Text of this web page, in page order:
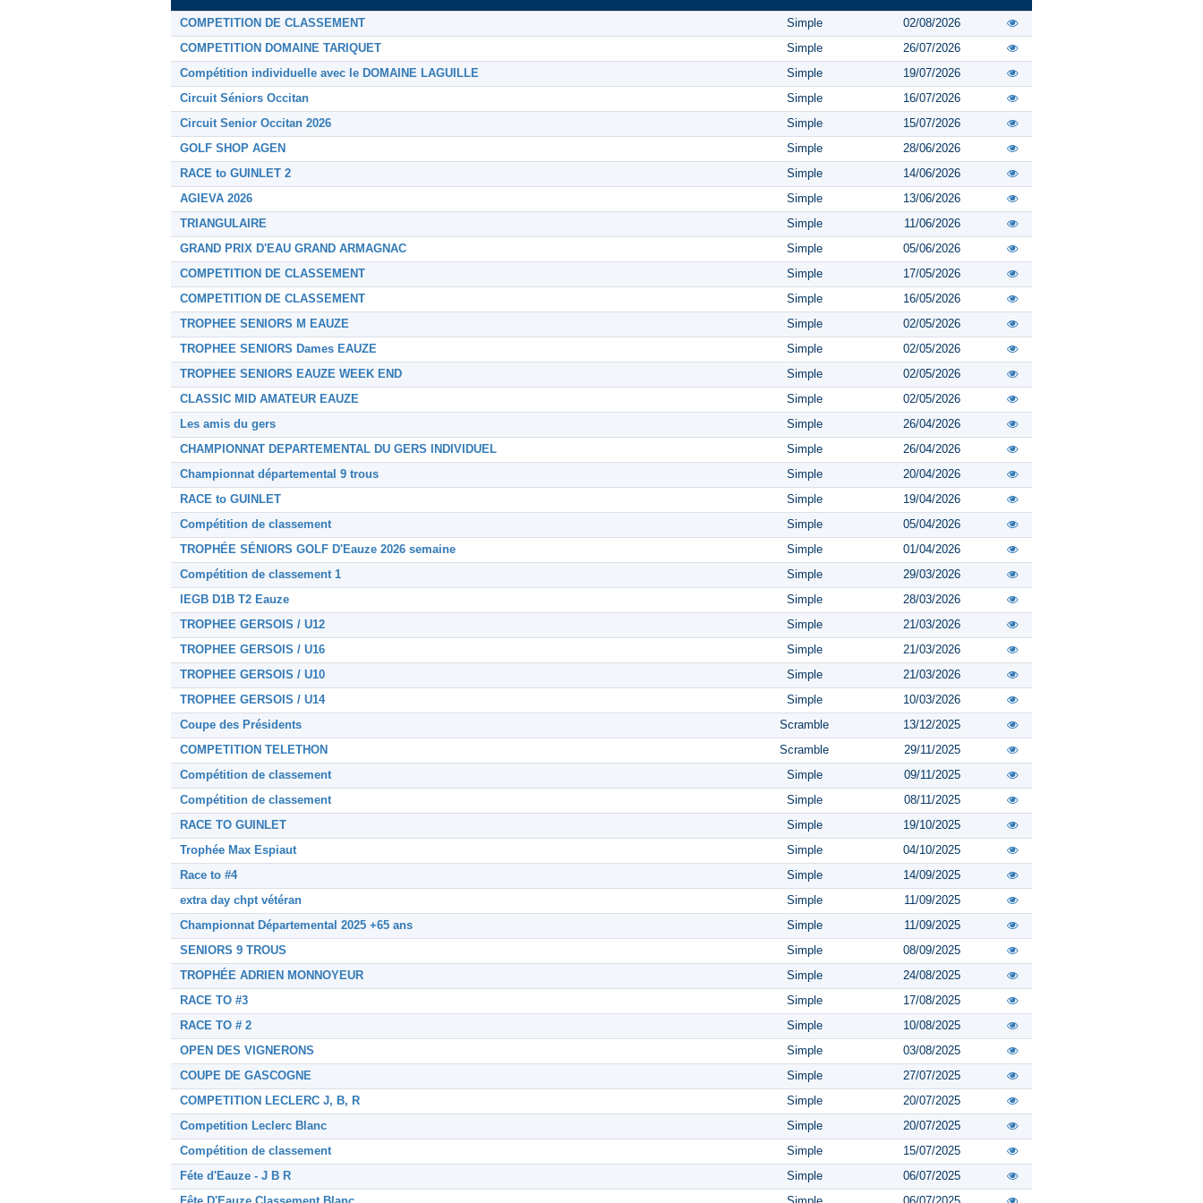
COMPETITION DE CLASSEMENT Simple
02/08/2026
COMPETITION DOMAINE TARIQUET
Simple
26/07/2026
Compétition individuelle avec le DOMAINE LAGUILLE
Simple
19/07/2026
Circuit Séniors Occitan
Simple
16/07/2026
Circuit Senior Occitan 2026
Simple
15/07/2026
GOLF SHOP AGEN
Simple
28/06/2026
RACE to GUINLET 2
Simple
14/06/2026
AGIEVA 2026
Simple
13/06/2026
TRIANGULAIRE
Simple
11/06/2026
GRAND PRIX D'EAU GRAND ARMAGNAC
Simple
05/06/2026
COMPETITION DE CLASSEMENT
Simple
17/05/2026
COMPETITION DE CLASSEMENT
Simple
16/05/2026
TROPHEE SENIORS M EAUZE
Simple
02/05/2026
TROPHEE SENIORS Dames EAUZE
Simple
02/05/2026
TROPHEE SENIORS EAUZE WEEK END
Simple
02/05/2026
CLASSIC MID AMATEUR EAUZE
Simple
02/05/2026
Les amis du gers
Simple
26/04/2026
CHAMPIONNAT DEPARTEMENTAL DU GERS INDIVIDUEL
Simple
26/04/2026
Championnat départemental 9 trous
Simple
20/04/2026
RACE to GUINLET
Simple
19/04/2026
Compétition de classement
Simple
05/04/2026
TROPHÉE SÉNIORS GOLF D'Eauze 2026 semaine
Simple
01/04/2026
Compétition de classement 1
Simple
29/03/2026
IEGB D1B T2 Eauze
Simple
28/03/2026
TROPHEE GERSOIS / U12
Simple
21/03/2026
TROPHEE GERSOIS / U16
Simple
21/03/2026
TROPHEE GERSOIS / U10
Simple
21/03/2026
TROPHEE GERSOIS / U14
Simple
10/03/2026
Coupe des Présidents
Scramble
13/12/2025
COMPETITION TELETHON
Scramble
29/11/2025
Compétition de classement
Simple
09/11/2025
Compétition de classement
Simple
08/11/2025
RACE TO GUINLET
Simple
19/10/2025
Trophée Max Espiaut
Simple
04/10/2025
Race to #4
Simple
14/09/2025
extra day chpt vétéran
Simple
11/09/2025
Championnat Départemental 2025 +65 ans
Simple
11/09/2025
SENIORS 9 TROUS
Simple
08/09/2025
TROPHÉE ADRIEN MONNOYEUR
Simple
24/08/2025
RACE TO #3
Simple
17/08/2025
RACE TO # 2
Simple
10/08/2025
OPEN DES VIGNERONS
Simple
03/08/2025
COUPE DE GASCOGNE
Simple
27/07/2025
COMPETITION LECLERC J, B, R
Simple
20/07/2025
Competition Leclerc Blanc
Simple
20/07/2025
Compétition de classement
Simple
15/07/2025
Féte d'Eauze - J B R
Simple
06/07/2025